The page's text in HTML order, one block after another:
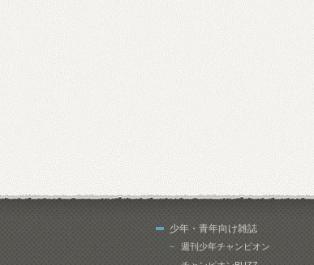
少年・青年向け雑誌
週刊少年チャンピオン